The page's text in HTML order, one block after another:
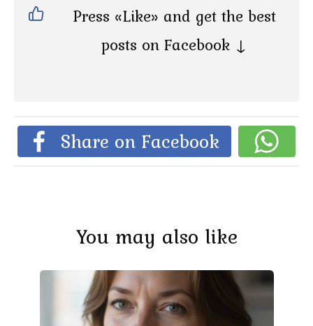
Press «Like» and get the best
posts on Facebook ↓
Share on Facebook
You may also like